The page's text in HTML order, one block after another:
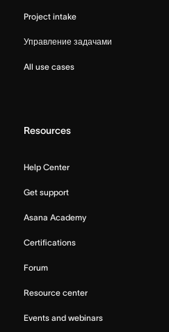
Project intake
Управление задачами
All use cases
Resources
Help Center
Get support
Asana Academy
Certifications
Forum
Resource center
Events and webinars